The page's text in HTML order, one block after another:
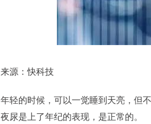
来源：快科技
年轻的时候，可以一觉睡到天亮，但
夜尿是上了年纪的表现，是正常的。